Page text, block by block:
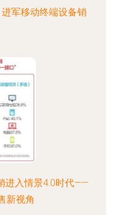
军移动终端设备销
进入情景4.0时代——
新视角